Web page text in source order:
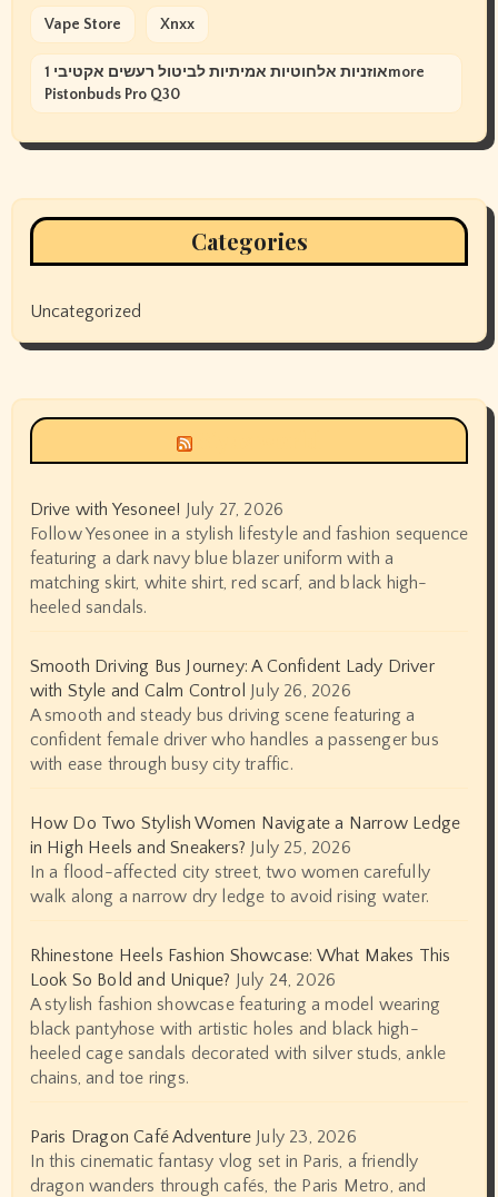
Vape Store Xnxx
אוזניות אלחוטיות אמיתיות לביטול רעשים אקטיבי 1more
Pistonbuds Pro Q30
Categories
Uncategorized
Drive with Yesonee! July 27, 2026
Follow Yesonee in a stylish lifestyle and fashion sequence
featuring a dark navy blue blazer uniform with a
matching skirt, white shirt, red scarf, and black high-
heeled sandals.
Smooth Driving Bus Journey: A Confident Lady Driver
with Style and Calm Control July 26, 2026
A smooth and steady bus driving scene featuring a
confident female driver who handles a passenger bus
with ease through busy city traffic.
How Do Two Stylish Women Navigate a Narrow Ledge
in High Heels and Sneakers? July 25, 2026
In a flood-affected city street, two women carefully
walk along a narrow dry ledge to avoid rising water.
Rhinestone Heels Fashion Showcase: What Makes This
Look So Bold and Unique? July 24, 2026
A stylish fashion showcase featuring a model wearing
black pantyhose with artistic holes and black high-
heeled cage sandals decorated with silver studs, ankle
chains, and toe rings.
Paris Dragon Café Adventure July 23, 2026
In this cinematic fantasy vlog set in Paris, a friendly
dragon wanders through cafés, the Paris Metro, and